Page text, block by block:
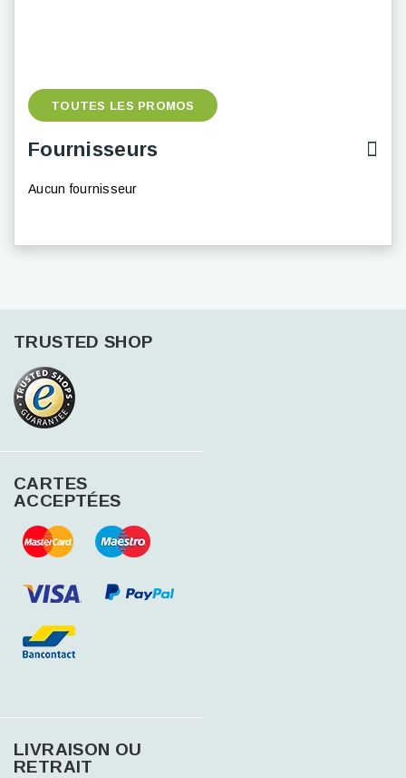
TOUTES LES PROMOS
Fournisseurs
Aucun fournisseur
TRUSTED SHOP
CARTES
ACCEPTÉES
LIVRAISON OU
RETRAIT